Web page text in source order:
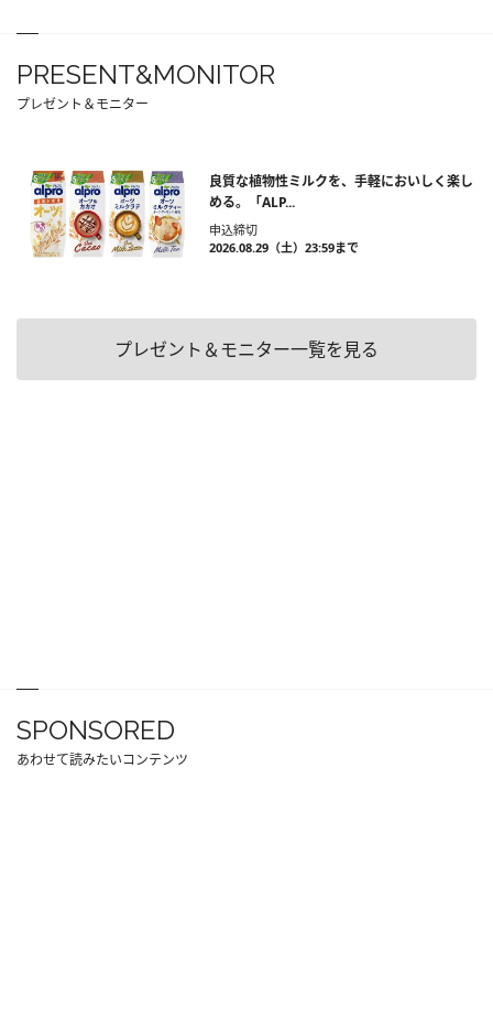
PRESENT&MONITOR
プレゼント＆モニター
良質な植物性ミルクを、手軽においしく楽し
める。「ALP...
申込締切
2026.08.29（土）23:59まで
プレゼント＆モニター一覧を見る
SPONSORED
あわせて読みたいコンテンツ